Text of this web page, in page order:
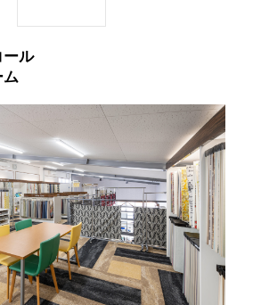
ル